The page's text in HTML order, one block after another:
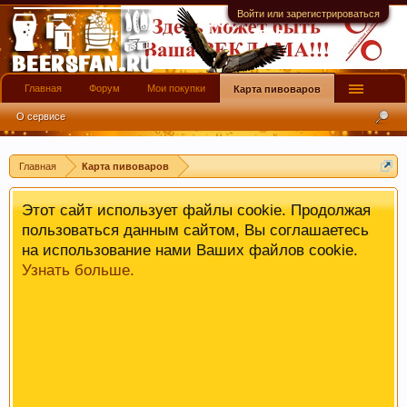
Войти или зарегистрироваться
Главная Карта пивоваров
имеют информационной ценности! СПАСИБО
Этот сайт использует файлы cookie. Продолжая
пользоваться данным сайтом, Вы соглашаетесь
на использование нами Ваших файлов cookie.
Узнать больше.
Главная Форум Мои покупки Карта пивоваров
О сервисе